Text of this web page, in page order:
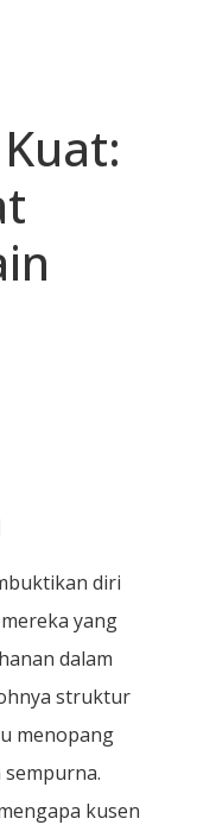
diri
yang
dalam
struktur
menopang
kusen